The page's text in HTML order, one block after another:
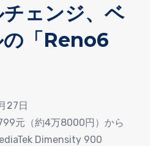
ェンジ、ベ
の「Reno6
27日
元（約4万8000円）から
Dimensity 900